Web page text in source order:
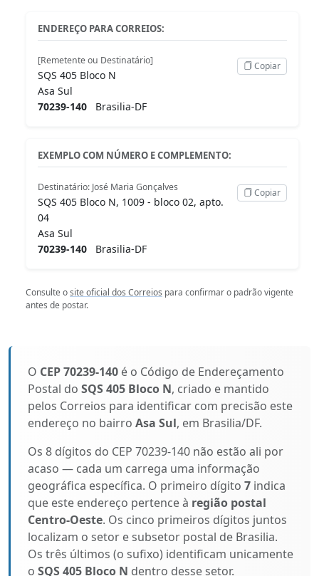
ENDEREÇO PARA CORREIOS:
[Remetente ou Destinatário]
SQS 405 Bloco N
Asa Sul
70239-140 Brasilia-DF
Copiar
EXEMPLO COM NÚMERO E COMPLEMENTO:
Destinatário: José Maria Gonçalves
SQS 405 Bloco N, 1009 - bloco 02, apto.
04
Asa Sul
70239-140 Brasilia-DF
Copiar
Consulte osite oficial dos Correios para confirmar o padrão vigente
antes de postar.
O CEP 70239-140 é o Código de Endereçamento
Postal do SQS 405 Bloco N, criado e mantido
pelos Correios para identificar com precisão este
endereço no bairro Asa Sul, em Brasilia/DF.
Os 8 dígitos do CEP 70239-140 não estão ali por
acaso — cada um carrega uma informação
geográfica específica. O primeiro dígito 7 indica
que este endereço pertence à região postal
Centro-Oeste. Os cinco primeiros dígitos juntos
localizam o setor e subsetor postal de Brasilia.
Os três últimos (o sufixo) identificam unicamente
o SQS 405 Bloco N dentro desse setor.